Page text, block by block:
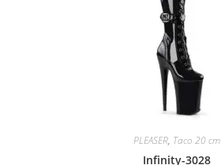
PLEASER, Taco 20 cm
Infinity-3028